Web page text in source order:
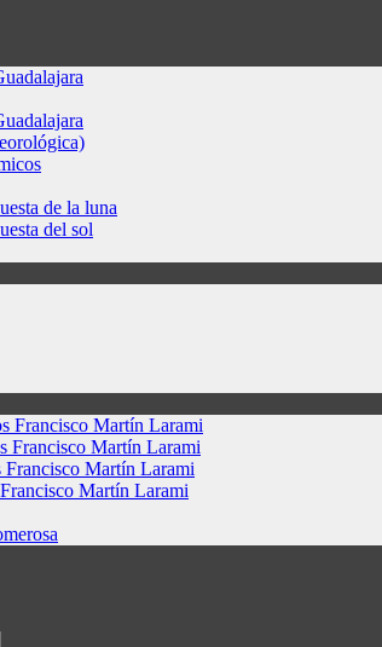
de la luna
del sol
Francisco Martín Larami
Francisco Martín Larami
Francisco Martín Larami
Martín Larami